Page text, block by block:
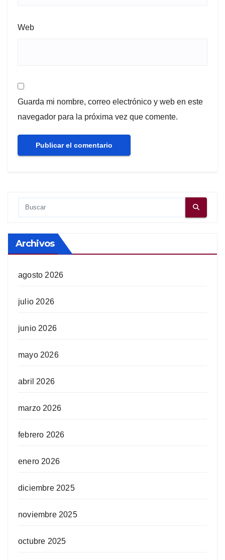
Web
Guarda mi nombre, correo electrónico y web en este
navegador para la próxima vez que comente.
Archivos
agosto 2026
julio 2026
junio 2026
mayo 2026
abril 2026
marzo 2026
febrero 2026
enero 2026
diciembre 2025
noviembre 2025
octubre 2025